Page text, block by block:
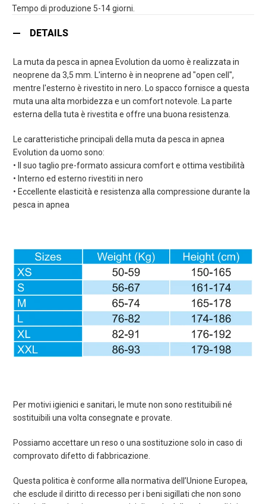
Tempo di produzione 5-14 giorni.
DETAILS
La muta da pesca in apnea Evolution da uomo è realizzata in
neoprene da 3,5 mm. L'interno è in neoprene ad "open cell",
mentre l'esterno è rivestito in nero. Lo spacco fornisce a questa
muta una alta morbidezza e un comfort notevole. La parte
esterna della tuta è rivestita e offre una buona resistenza.
Le caratteristiche principali della muta da pesca in apnea
Evolution da uomo sono:
• Il suo taglio pre-formato assicura comfort e ottima vestibilità
• Interno ed esterno rivestiti in nero
• Eccellente elasticità e resistenza alla compressione durante la
pesca in apnea
Per motivi igienici e sanitari, le mute non sono restituibili né
sostituibili una volta consegnate e provate.
Possiamo accettare un reso o una sostituzione solo in caso di
comprovato difetto di fabbricazione.
Questa politica è conforme alla normativa dell’Unione Europea,
che esclude il diritto di recesso per i beni sigillati che non sono